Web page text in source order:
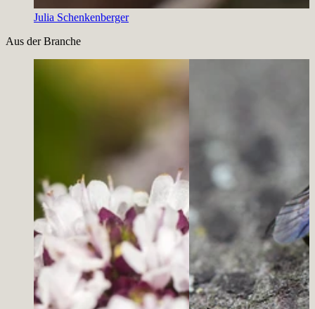
Julia Schenkenberger
Slide 1 von 1 aktiv
Aus der Branche